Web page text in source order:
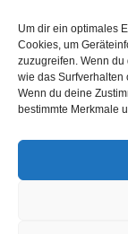
Um dir ein optimales
Cookies, um
zuzugreifen. Wenn
wie das Surfverhalten
Wenn du deine
bestimmte Merkmale